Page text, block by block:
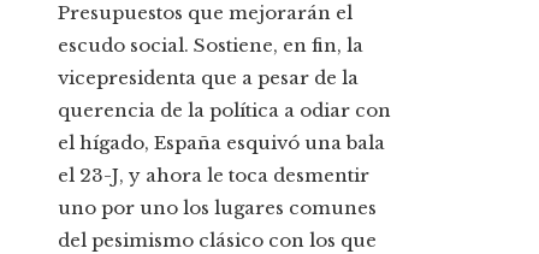
Presupuestos que mejorarán el
escudo social. Sostiene, en fin, la
vicepresidenta que a pesar de la
querencia de la política a odiar con
el hígado, España esquivó una bala
el 23-J, y ahora le toca desmentir
uno por uno los lugares comunes
del pesimismo clásico con los que